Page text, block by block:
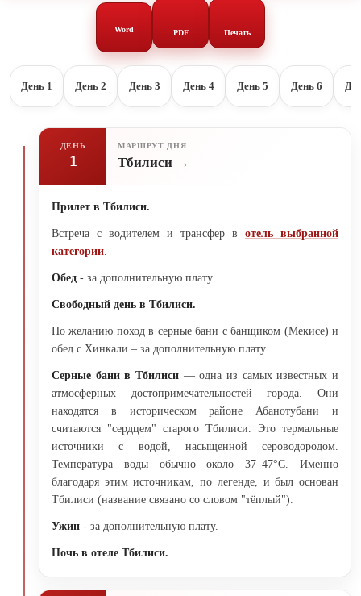
Word PDF Печать
День 1 День 2 День 3 День 4 День 5 День 6
ДЕНЬ
1
МАРШРУТ ДНЯ
Тбилиси
Прилет в Тбилиси.
Встреча с водителем и трансфер в отель выбранной
категории
Обед - за дополнительную плату.
Свободный день в Тбилиси.
По желанию поход в серные бани с банщиком (Мекисе) и
обед с Хинкали – за дополнительную плату.
Серные бани в Тбилиси — одна из самых известных и
атмосферных достопримечательностей города. Они
находятся в историческом районе Абанотубани и
считаются "сердцем" старого Тбилиси. Это термальные
источники с водой, насыщенной сероводородом.
Температура воды обычно около 37–47°C. Именно
благодаря этим источникам, по легенде, и был основан
Тбилиси (название связано со словом "тёплый").
Ужин - за дополнительную плату.
Ночь в отеле Тбилиси.